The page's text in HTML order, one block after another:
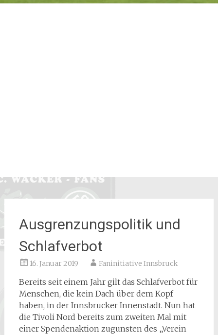
Ausgrenzungspolitik und
Schlafverbot
16. Januar 2019 Faninitiative Innsbruck
Bereits seit einem Jahr gilt das Schlafverbot für
Menschen, die kein Dach über dem Kopf
haben, in der Innsbrucker Innenstadt. Nun hat
die Tivoli Nord bereits zum zweiten Mal mit
einer Spendenaktion zugunsten des „Verein